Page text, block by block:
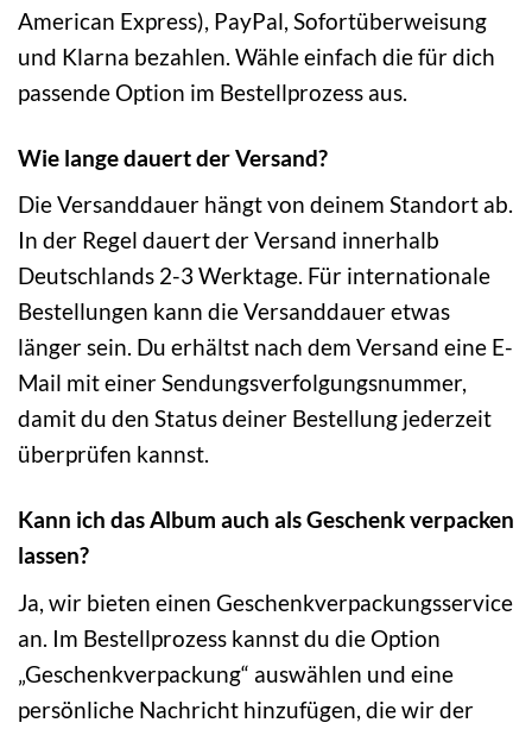
American Express), PayPal, Sofortüberweisung
und Klarna bezahlen. Wähle einfach die für dich
passende Option im Bestellprozess aus.
Wie lange dauert der Versand?
Die Versanddauer hängt von deinem Standort ab.
In der Regel dauert der Versand innerhalb
Deutschlands 2-3 Werktage. Für internationale
Bestellungen kann die Versanddauer etwas
länger sein. Du erhältst nach dem Versand eine E-
Mail mit einer Sendungsverfolgungsnummer,
damit du den Status deiner Bestellung jederzeit
überprüfen kannst.
Kann ich das Album auch als Geschenk verpacken
lassen?
Ja, wir bieten einen Geschenkverpackungsservice
an. Im Bestellprozess kannst du die Option
„Geschenkverpackung“ auswählen und eine
persönliche Nachricht hinzufügen, die wir der